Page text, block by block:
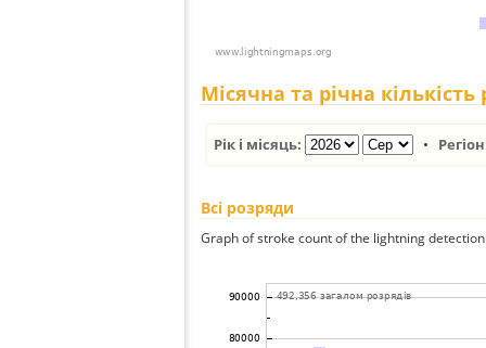
Місячна та річна кількість
Рік і місяць: •
Всі розряди
Graph of stroke count of the lightning